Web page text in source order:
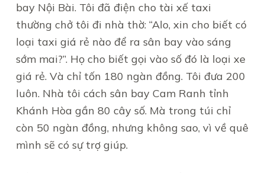
bay Nội Bài. Tôi đã điện cho tài xế taxi
thường chở tôi đi nhà thờ: “Alo, xin cho biết có
loại taxi giá rẻ nào để ra sân bay vào sáng
sớm mai?”. Họ cho biết gọi vào số đó là loại xe
giá rẻ. Và chỉ tốn 180 ngàn đồng. Tôi đưa 200
luôn. Nhà tôi cách sân bay Cam Ranh tỉnh
Khánh Hòa gần 80 cây số. Mà trong túi chỉ
còn 50 ngàn đồng, nhưng không sao, vì về quê
mình sẽ có sự trợ giúp.